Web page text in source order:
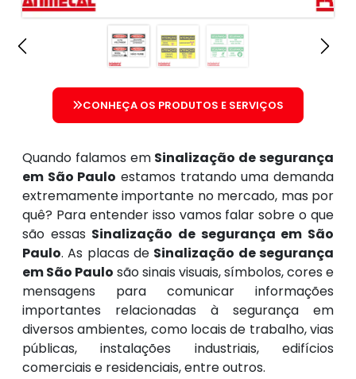
Quando falamos em Sinalização de segurança
em São Paulo estamos tratando uma demanda
extremamente importante no mercado, mas por
quê? Para entender isso vamos falar sobre o que
são essas Sinalização de segurança em São
Paulo. As placas de Sinalização de segurança
em São Paulo são sinais visuais, símbolos, cores e
mensagens para comunicar informações
importantes relacionadas à segurança em
diversos ambientes, como locais de trabalho, vias
públicas, instalações industriais, edifícios
comerciais e residenciais, entre outros.
CONHEÇA OS PRODUTOS E SERVIÇOS